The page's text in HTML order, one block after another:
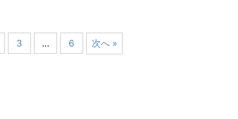
3 … 6 次へ »